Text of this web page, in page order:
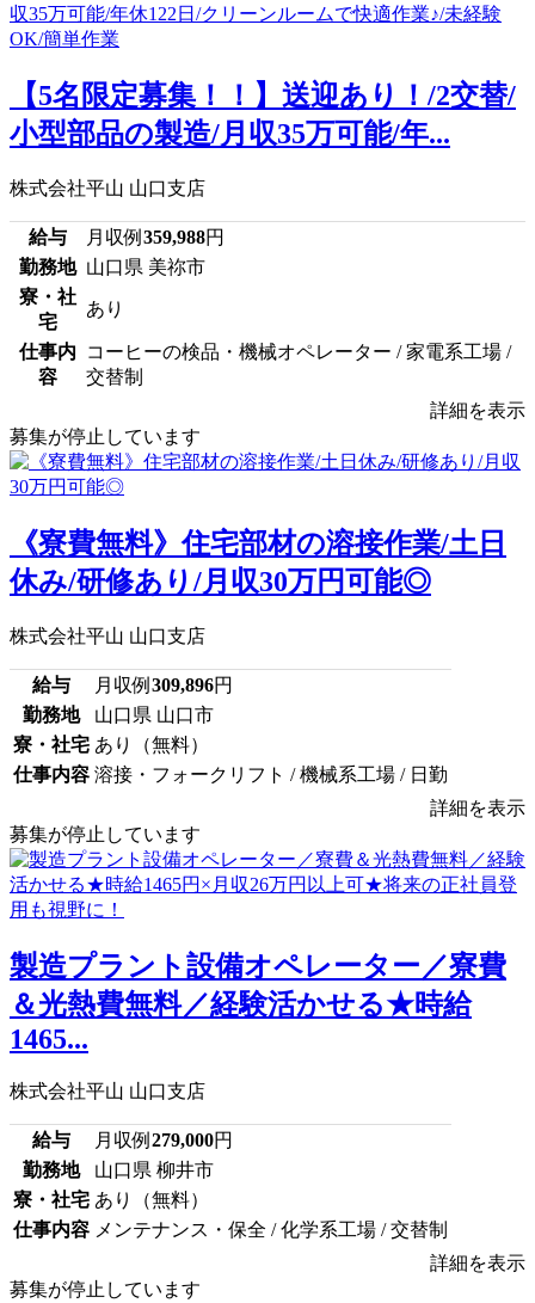
【5名限定募集！！】送迎あり！/2交替/
小型部品の製造/月収35万可能/年...
株式会社平山 山口支店
給与 月収例 359,988円
勤務地 山口県 美祢市
寮・社
宅
あり
仕事内
容
コーヒーの検品・機械オペレーター / 家電系工場 /
交替制
詳細を表示
募集が停止しています
《寮費無料》住宅部材の溶接作業/土日
休み/研修あり/月収30万円可能◎
株式会社平山 山口支店
給与 月収例 309,896円
勤務地
山口県 山口市
寮・社宅 あり（無料）
仕事内容 溶接・フォークリフト / 機械系工場 / 日勤
詳細を表示
募集が停止しています
製造プラント設備オペレーター／寮費
＆光熱費無料／経験活かせる★時給
1465...
株式会社平山 山口支店
給与 月収例 279,000円
勤務地
山口県 柳井市
寮・社宅 あり（無料）
仕事内容 メンテナンス・保全 / 化学系工場 / 交替制
詳細を表示
募集が停止しています